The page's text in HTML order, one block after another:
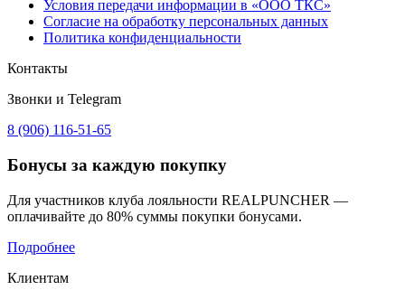
Условия передачи информации в «ООО ТКС»
Согласие на обработку персональных данных
Политика конфиденциальности
Контакты
Звонки и Telegram
8 (906) 116-51-65
Бонусы за каждую покупку
Для участников клуба лояльности REALPUNCHER —
оплачивайте до 80% суммы покупки бонусами.
Подробнее
Клиентам